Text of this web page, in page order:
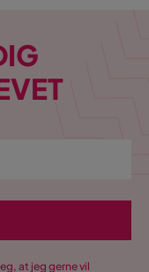
at jeg gerne vil